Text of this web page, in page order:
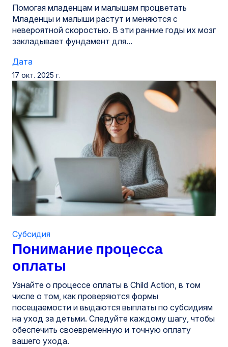
Помогая младенцам и малышам процветать
Младенцы и малыши растут и меняются с
невероятной скоростью. В эти ранние годы их мозг
закладывает фундамент для...
Дата
17 окт. 2025 г.
Понимание процесса
оплаты
Субсидия
Узнайте о процессе оплаты в Child Action, в том
числе о том, как проверяются формы
посещаемости и выдаются выплаты по субсидиям
на уход за детьми. Следуйте каждому шагу, чтобы
обеспечить своевременную и точную оплату
вашего ухода.